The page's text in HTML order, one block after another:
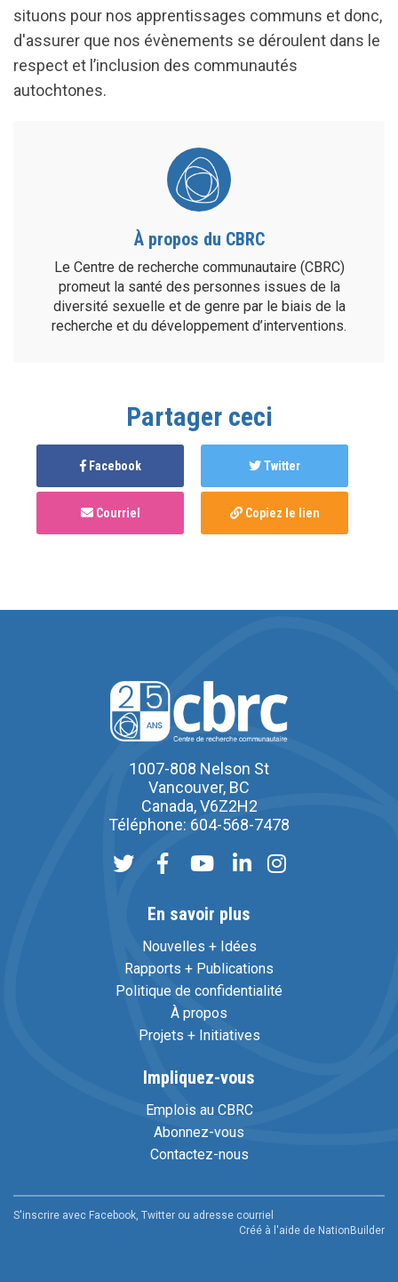
situons pour nos apprentissages communs et donc,
d'assurer que nos évènements se déroulent dans le
respect et l’inclusion des communautés
autochtones.
À propos du CBRC
Le Centre de recherche communautaire (CBRC)
promeut la santé des personnes issues de la
diversité sexuelle et de genre par le biais de la
recherche et du développement d’interventions.
Partager ceci
Facebook Twitter
Courriel Copiez le lien
1007-808 Nelson St
Vancouver, BC
Canada, V6Z2H2
Téléphone: 604-568-7478
En savoir plus
Nouvelles + Idées
Rapports + Publications
Politique de confidentialité
À propos
Projets + Initiatives
Impliquez-vous
Emplois au CBRC
Abonnez-vous
Contactez-nous
S'inscrire avec Facebook, Twitter ou adresse courriel
Créé à l'aide de NationBuilder